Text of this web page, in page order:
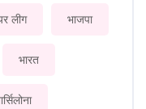
लीग भाजपा
भारत